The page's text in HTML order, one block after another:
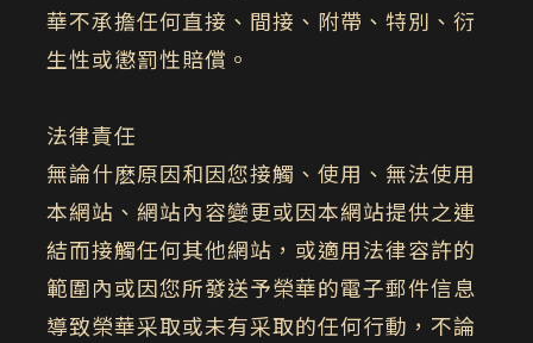
華不承擔任何直接、間接、附帶、特別、衍
生性或懲罰性賠償。
法律責任
無論什麽原因和因您接觸、使用、無法使用
本網站、網站內容變更或因本網站提供之連
結而接觸任何其他網站，或適用法律容許的
範圍內或因您所發送予榮華的電子郵件信息
導致榮華采取或未有采取的任何行動，不論